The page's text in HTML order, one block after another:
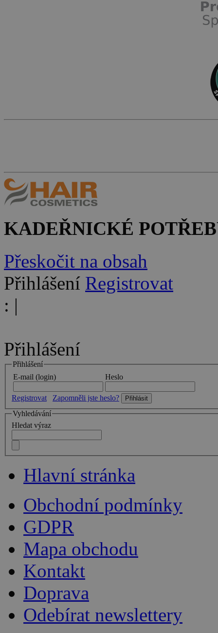
KADEŘNICKÉ
Přeskočit na obsah
Přihlášení Registrovat
: |
Přihlášení
Přihlášení
E-mail (login)
Heslo
Registrovat
Zapomněli jste heslo?
Vyhledávání
Hledat výraz
Hlavní stránka
Obchodní podmínky
GDPR
Mapa obchodu
Kontakt
Doprava
Odebírat newslettery